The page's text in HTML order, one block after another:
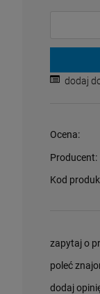
dodaj
Ocena:
Producent:
Kod
zapytaj o
poleć
dodaj